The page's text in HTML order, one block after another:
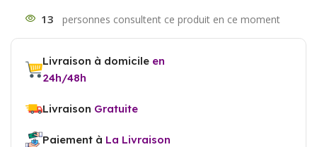
13
Livraison à domicile en
24h/48h
Livraison Gratuite
Paiement à La Livraison